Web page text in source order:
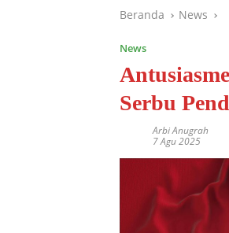
Beranda News
News
Serbu
Arbi Anugrah
7 Agu 2025